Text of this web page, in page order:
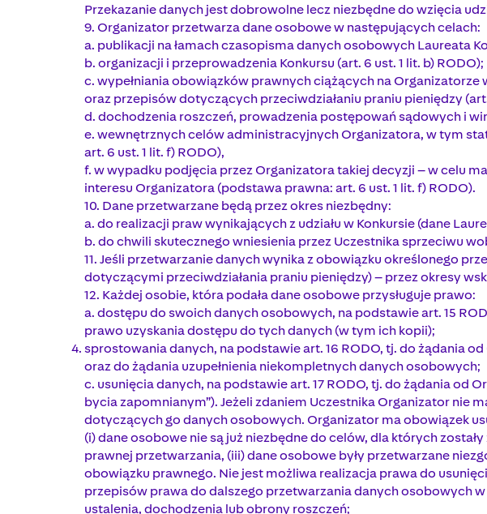
Przekazanie danych jest dobrowolne lecz niezbędne do wzięcia
9. Organizator przetwarza dane osobowe w następujących celach:
a. publikacji na łamach czasopisma danych osobowych Laureata
b. organizacji i przeprowadzenia Konkursu (art. 6 ust. 1 lit. b) RODO);
c. wypełniania obowiązków prawnych ciążących na
oraz przepisów dotyczących przeciwdziałaniu praniu pieniędzy (art.
d. dochodzenia roszczeń, prowadzenia postępowań sądowych i
e. wewnętrznych celów administracyjnych Organizatora, w tym
art. 6 ust. 1 lit. f) RODO),
f. w wypadku podjęcia przez Organizatora takiej decyzji – w celu
interesu Organizatora (podstawa prawna: art. 6 ust. 1 lit. f) RODO).
10. Dane przetwarzane będą przez okres niezbędny:
a. do realizacji praw wynikających z udziału w Konkursie (dane
b. do chwili skutecznego wniesienia przez Uczestnika sprzeciwu
11. Jeśli przetwarzanie danych wynika z obowiązku określonego
dotyczącymi przeciwdziałania praniu pieniędzy) – przez okresy
12. Każdej osobie, która podała dane osobowe przysługuje prawo:
a. dostępu do swoich danych osobowych, na podstawie art. 15
prawo uzyskania dostępu do tych danych (w tym ich kopii);
sprostowania danych, na podstawie art. 16 RODO, tj. do żądania
oraz do żądania uzupełnienia niekompletnych danych osobowych;
c. usunięcia danych, na podstawie art. 17 RODO, tj. do żądania od
bycia zapomnianym”). Jeżeli zdaniem Uczestnika Organizator nie
dotyczących go danych osobowych. Organizator ma obowiązek
(i) dane osobowe nie są już niezbędne do celów, dla których
prawnej przetwarzania, (iii) dane osobowe były przetwarzane
obowiązku prawnego. Nie jest możliwa realizacja prawa do
przepisów prawa do dalszego przetwarzania danych osobowych
ustalenia, dochodzenia lub obrony roszczeń;